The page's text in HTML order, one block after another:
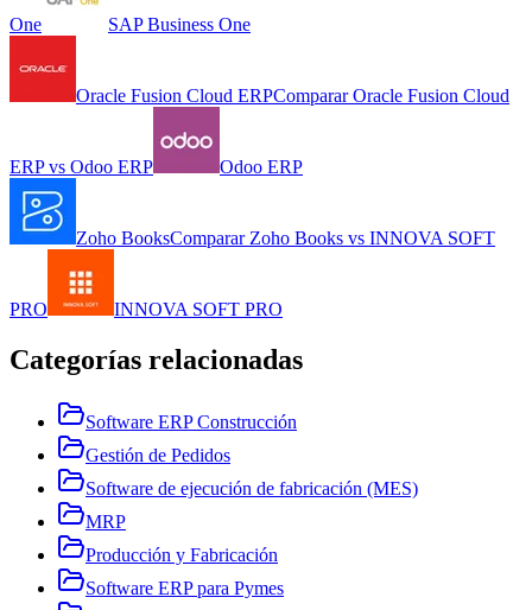
One SAP Business One
Oracle Fusion Cloud ERPComparar Oracle Fusion Cloud
ERPvs Odoo ERP Odoo ERP
Zoho BooksComparar Zoho Books vs INNOVA SOFT
PRO INNOVA SOFT PRO
Categorías relacionadas
Software ERP Construcción
Gestión de Pedidos
Software de ejecución de fabricación (MES)
MRP
Producción y Fabricación
Software ERP para Pymes